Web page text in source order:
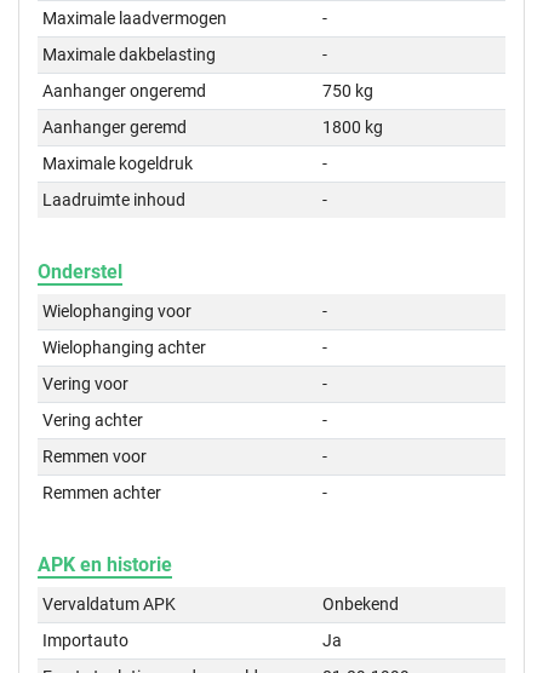
Maximale laadvermogen
-
Maximale dakbelasting
-
Aanhanger ongeremd
750 kg
Aanhanger geremd
1800 kg
Maximale kogeldruk
-
Laadruimte inhoud
-
Onderstel
Wielophanging voor
-
Wielophanging achter
-
Vering voor
-
Vering achter
-
Remmen voor
-
Remmen achter
-
APK en historie
Vervaldatum APK
Onbekend
Importauto
Ja